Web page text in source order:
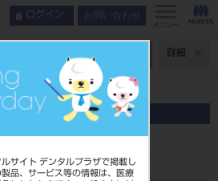
サイト デンタルプラザで掲載し
製品、サービス等の情報は、医療
ログイン お問い合わせ
メニュー
詳細
ファイバーポスト ⅡNo.6 10本
わせ
ーポスト ⅡNo.6 10本